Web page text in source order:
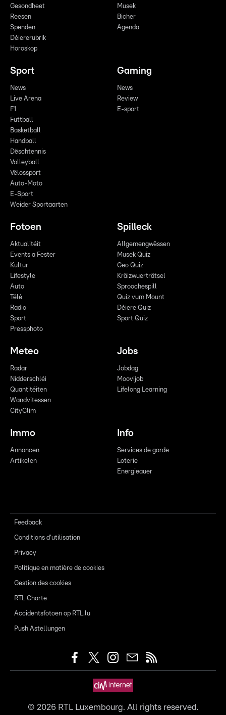
Gesondheet
Reesen
Spenden
Déiererubrik
Horoskop
Musek
Bicher
Agenda
Sport
News
Live Arena
F1
Futtball
Basketball
Handball
Dëschtennis
Volleyball
Vëlossport
Auto-Moto
E-Sport
Weider Sportaarten
Gaming
News
Review
E-sport
Fotoen
Aktualitéit
Events a Fester
Kultur
Lifestyle
Auto
Télé
Radio
Sport
Pressphoto
Spilleck
Allgemengwëssen
Musek Quiz
Geo Quiz
Kräizwuerträtsel
Sproochespill
Quiz vum Mount
Déiere Quiz
Sport Quiz
Meteo
Radar
Nidderschléi
Quantitéiten
Wandvitessen
CityClim
Jobs
Jobdag
Moovijob
Lifelong Learning
Immo
Annoncen
Artikelen
Info
Services de garde
Loterie
Energieauer
Feedback
Conditions d'utilisation
Privacy
Politique en matière de cookies
Gestion des cookies
RTL Charte
Accidentsfotoen op RTL.lu
Push Astellungen
© 2026RTL Luxembourg. All rights reserved.